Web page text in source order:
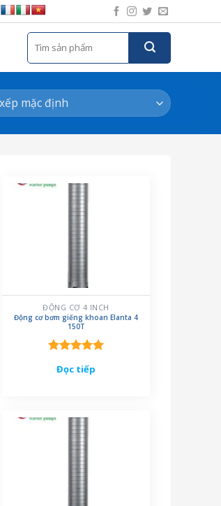
Tìm
kiếm:
ĐỘNG CƠ 4 INCH
Động cơ bơm giếng khoan Elanta 4
150T
hạng 5.00
Đọc tiếp